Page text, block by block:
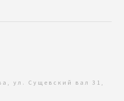
ул. Сущевский вал 31,